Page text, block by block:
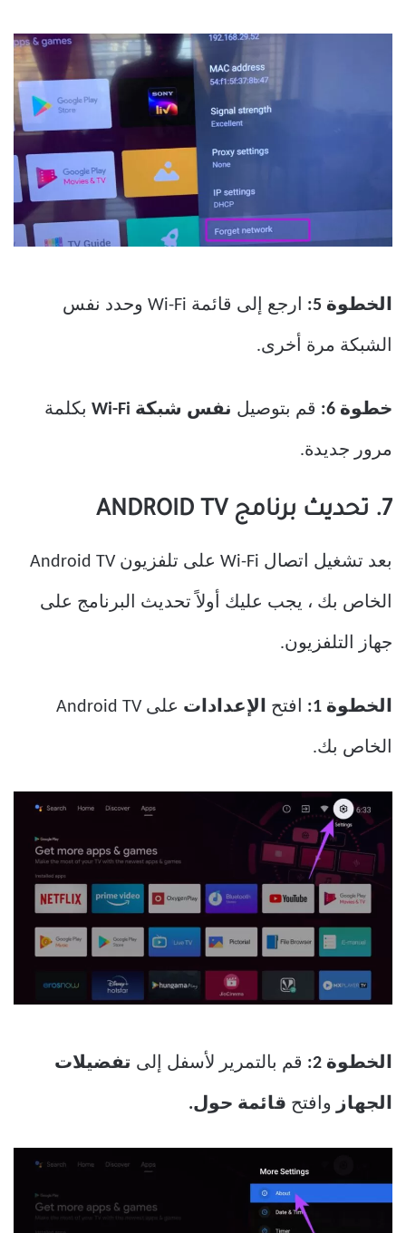
الخطوة 5: ارجع إلى قائمة Wi-Fi وحدد نفس
الشبكة مرة أخرى.
خطوة 6: قم بتوصيل نفس شبكة Wi-Fi بكلمة
مرور جديدة.
7. تحديث برنامج ANDROID TV
بعد تشغيل اتصال Wi-Fi على تلفزيون Android TV
الخاص بك ، يجب عليك أولاً تحديث البرنامج على
جهاز التلفزيون.
الخطوة 1: افتح الإعدادات على Android TV
الخاص بك.
الخطوة 2: قم بالتمرير لأسفل إلى تفضيلات
الجهاز وافتح قائمة حول.